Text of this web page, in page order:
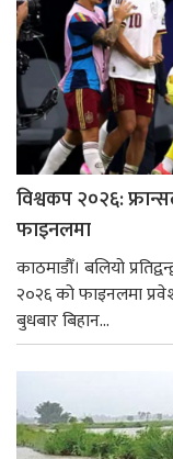
विश्वकप २०२६:
फाइनलमा
काठमाडौँ। बलियो
२०२६ को फाइनलमा
बुधबार बिहान...